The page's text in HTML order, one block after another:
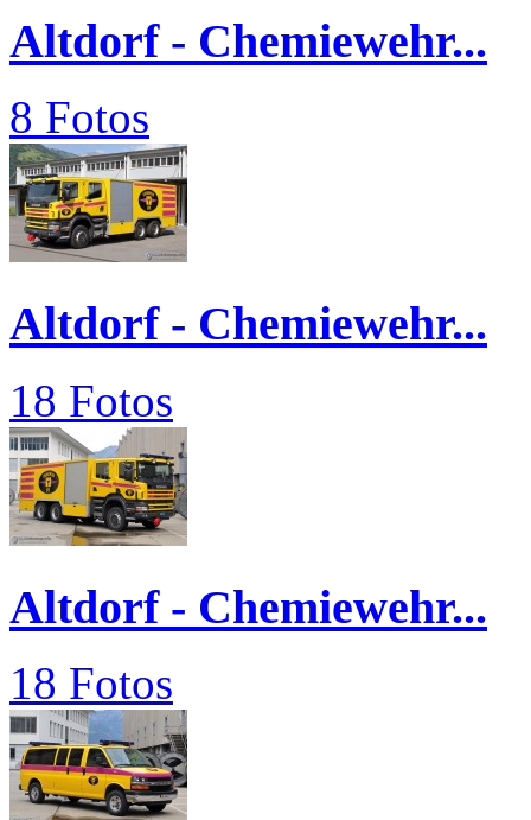
Altdorf - Chemiewehr...
8 Fotos
Altdorf - Chemiewehr...
18 Fotos
Altdorf - Chemiewehr...
18 Fotos